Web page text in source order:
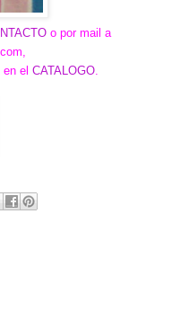
o por mail a
el CATALOGO.